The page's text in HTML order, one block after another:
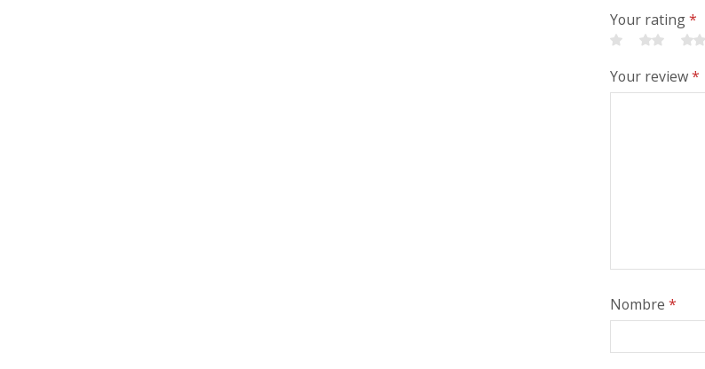
Your rating*
Your review*
Nombre *